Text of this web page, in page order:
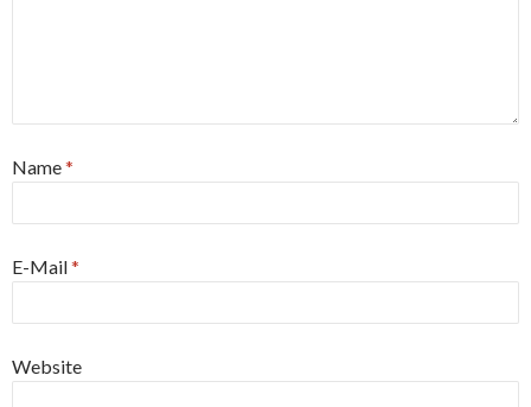
Name*
E-Mail*
Website